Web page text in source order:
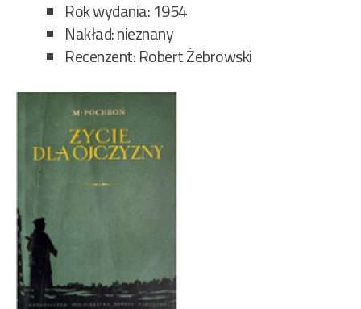
Rok wydania: 1954
Nakład: nieznany
Recenzent: Robert Żebrowski